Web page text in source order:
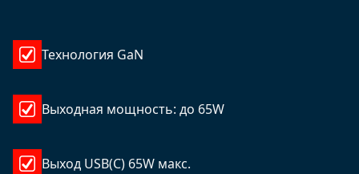
Технология GaN
Выходная мощность: до 65W
Выход USB(C) 65W макс.